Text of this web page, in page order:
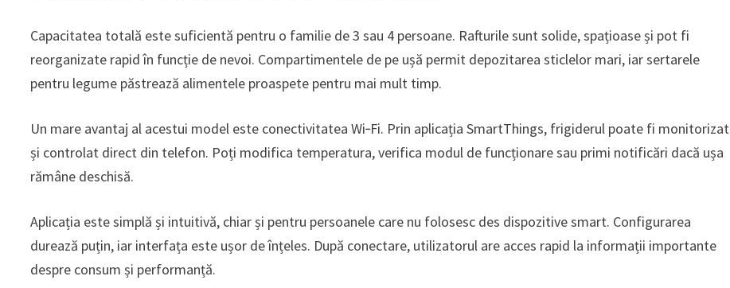
Capacitatea totală este suficientă pentru o familie de 3 sau 4 persoane. Rafturile sunt solide, spațioase și pot fi
reorganizate rapid în funcție de nevoi. Compartimentele de pe ușă permit depozitarea sticlelor mari, iar sertarele
pentru legume păstrează alimentele proaspete pentru mai mult timp.
Un mare avantaj al acestui model este conectivitatea Wi‑Fi. Prin aplicația SmartThings, frigiderul poate fi monitorizat
și controlat direct din telefon. Poți modifica temperatura, verifica modul de funcționare sau primi notificări dacă ușa
rămâne deschisă.
Aplicația este simplă și intuitivă, chiar și pentru persoanele care nu folosesc des dispozitive smart. Configurarea
durează puțin, iar interfața este ușor de înțeles. După conectare, utilizatorul are acces rapid la informații importante
despre consum și performanță.